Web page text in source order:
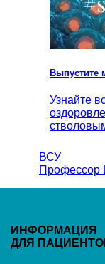
Выпустите
Узнайте
ВСУ
Профессор
ИНФОРМАЦИЯ
ДЛЯ